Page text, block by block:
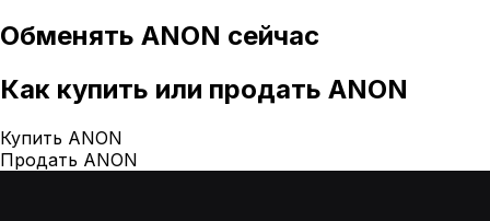
Обменять ANON сейчас
Как купить или продать ANON
Купить ANON
Продать ANON